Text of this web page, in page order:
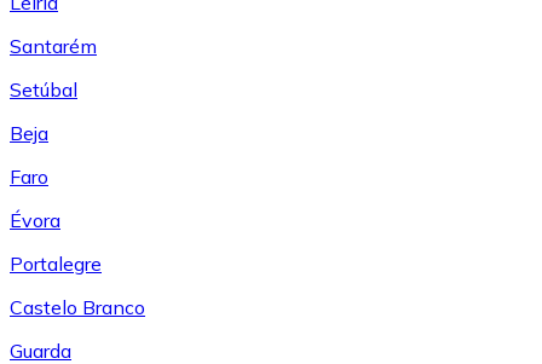
Santarém
Setúbal
Beja
Faro
Évora
Portalegre
Castelo Branco
Guarda